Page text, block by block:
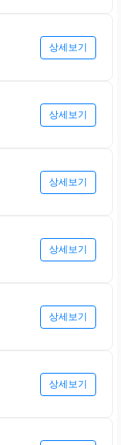
상세보기
상세보기
상세보기
상세보기
상세보기
상세보기